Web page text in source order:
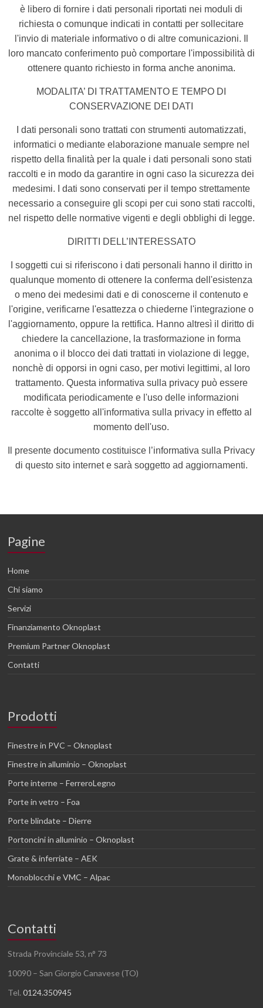
è libero di fornire i dati personali riportati nei moduli di
richiesta o comunque indicati in contatti per sollecitare
l'invio di materiale informativo o di altre comunicazioni. Il
loro mancato conferimento può comportare l'impossibilità di
ottenere quanto richiesto in forma anche anonima.
MODALITA’ DI TRATTAMENTO E TEMPO DI
CONSERVAZIONE DEI DATI
I dati personali sono trattati con strumenti automatizzati,
informatici o mediante elaborazione manuale sempre nel
rispetto della finalità per la quale i dati personali sono stati
raccolti e in modo da garantire in ogni caso la sicurezza dei
medesimi. I dati sono conservati per il tempo strettamente
necessario a conseguire gli scopi per cui sono stati raccolti,
nel rispetto delle normative vigenti e degli obblighi di legge.
DIRITTI DELL’INTERESSATO
I soggetti cui si riferiscono i dati personali hanno il diritto in
qualunque momento di ottenere la conferma dell'esistenza
o meno dei medesimi dati e di conoscerne il contenuto e
l'origine, verificarne l'esattezza o chiederne l'integrazione o
l'aggiornamento, oppure la rettifica. Hanno altresì il diritto di
chiedere la cancellazione, la trasformazione in forma
anonima o il blocco dei dati trattati in violazione di legge,
nonchè di opporsi in ogni caso, per motivi legittimi, al loro
trattamento. Questa informativa sulla privacy può essere
modificata periodicamente e l'uso delle informazioni
raccolte è soggetto all'informativa sulla privacy in effetto al
momento dell'uso.
Il presente documento costituisce l’informativa sulla Privacy
di questo sito internet e sarà soggetto ad aggiornamenti.
Pagine
Home
Chi siamo
Servizi
Finanziamento Oknoplast
Premium Partner Oknoplast
Contatti
Prodotti
Finestre in PVC – Oknoplast
Finestre in alluminio – Oknoplast
Porte interne – FerreroLegno
Porte in vetro – Foa
Porte blindate – Dierre
Portoncini in alluminio – Oknoplast
Grate & inferriate – AEK
Monoblocchi e VMC – Alpac
Contatti
Strada Provinciale 53, n° 73
10090 – San Giorgio Canavese (TO)
Tel.0124.350945